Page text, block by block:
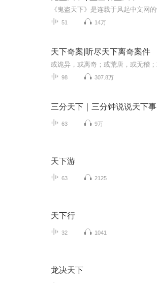
51 14万
天下奇案|听尽天下离奇案件
98 307.8万
三分天下｜三分钟说说天下事
63 9万
天下游
63 2125
天下行
32 1041
龙决天下